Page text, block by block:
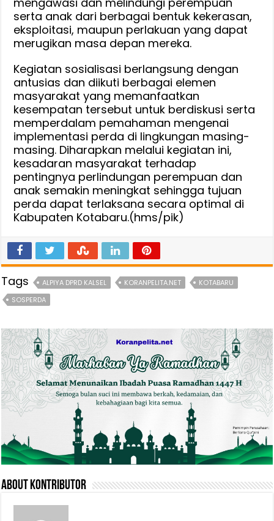
serta anak dari berbagai bentuk kekerasan,
eksploitasi, maupun perlakuan yang dapat
merugikan masa depan mereka.
Kegiatan sosialisasi berlangsung dengan
antusias dan diikuti berbagai elemen
masyarakat yang memanfaatkan
kesempatan tersebut untuk berdiskusi serta
memperdalam pemahaman mengenai
implementasi perda di lingkungan masing-
masing. Diharapkan melalui kegiatan ini,
kesadaran masyarakat terhadap
pentingnya perlindungan perempuan dan
anak semakin meningkat sehingga tujuan
perda dapat terlaksana secara optimal di
Kabupaten Kotabaru.(hms/pik)
Tags ALPIYA DPRD KALSEL KORANPELITA.NET
KOTABARU
SOSPERDA
About Kontributor